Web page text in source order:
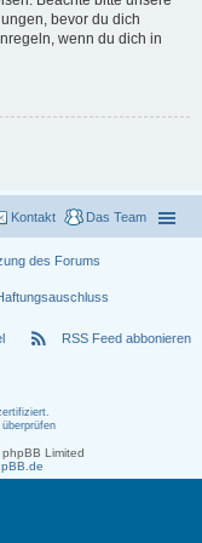
bevor du dich
wenn du dich in
Das Team
Kontakt
des Forums
rss_feed RSS Feed abbonieren
Limited